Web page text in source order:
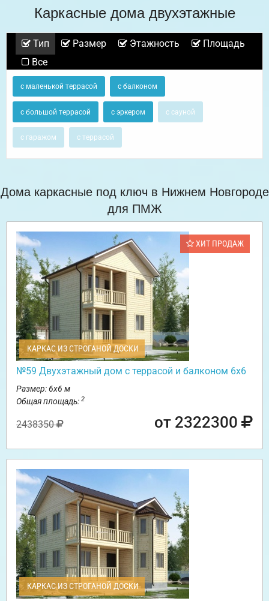
Каркасные дома двухэтажные
Тип Размер Этажность
Площадь
Все
с маленькой террасой с балконом
с большой террасой с эркером с сауной
с гаражом с террасой
Дома каркасные под ключ в Нижнем Новгороде
для ПМЖ
ХИТ ПРОДАЖ
КАРКАС ИЗ СТРОГАНОЙ ДОСКИ
№59 Двухэтажный дом с террасой и балконом 6х6
Размер: 6х6 м
Общая площадь: 2
2438350 от 2322300
КАРКАС ИЗ СТРОГАНОЙ ДОСКИ